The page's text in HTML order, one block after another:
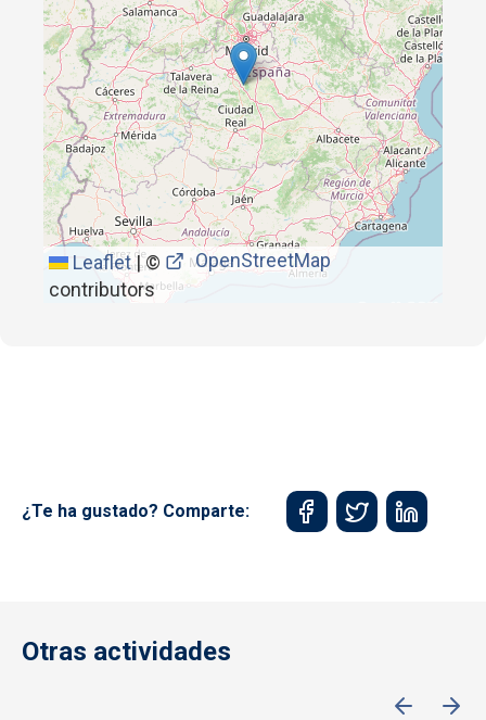
Leaflet|©
OpenStreetMap
contributors
¿Te ha gustado? Comparte:
Otras actividades